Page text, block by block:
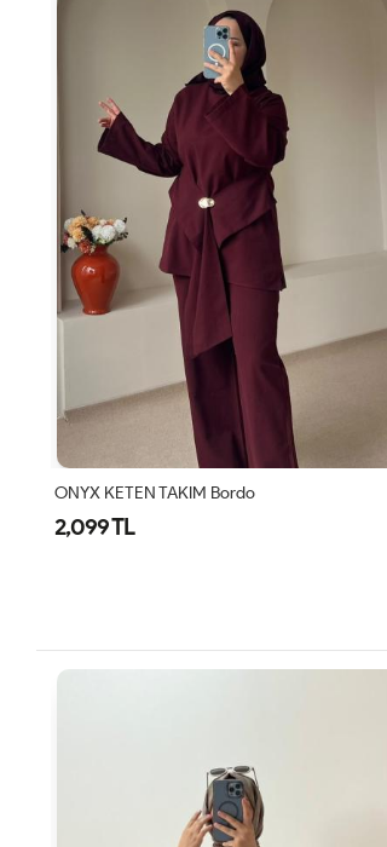
ONYX KETEN TAKIM Bordo
2,099 TL